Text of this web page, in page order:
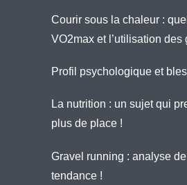
Courir sous la chaleur :
VO2max et l’utilisation des
Profil psychologique et
La nutrition : un sujet qui
plus de place !
Gravel running : analyse
tendance !